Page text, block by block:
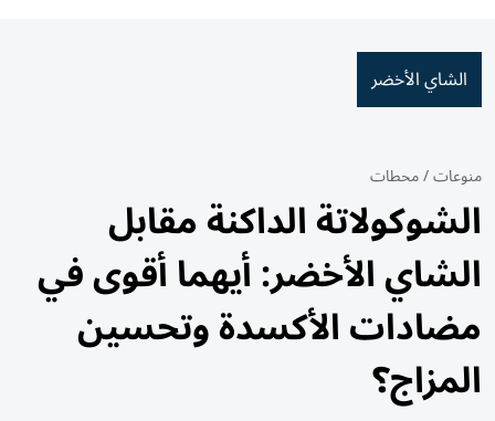
الشاي الأخضر
منوعات/محطات
الشوكولاتة الداكنة مقابل
الشاي الأخضر: أيهما أقوى في
مضادات الأكسدة وتحسين
المزاج؟